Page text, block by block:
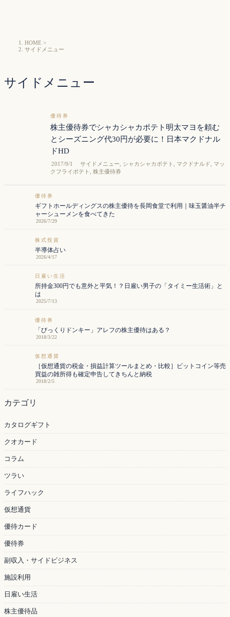
HOME >
サイドメニュー
サイドメニュー
優待券
株主優待券でシャカシャカポテト明太マヨを頼む
とシーズニング代30円が必要に！日本マクドナル
ドHD
2017/9/1 サイドメニュー シャカシャカポテト マクドナルド
マッ
クフライポテト
株主優待券
優待券
ギフトホールディングスの株主優待を長岡食堂で利用｜味玉醤油半チ
ャーシューメンを食べてきた
2026/7/29
株式投資
半導体占い
2026/4/17
日雇い生活
所持金300円でも意外と平気！？日雇い男子の「タイミー生活術」と
は
2025/7/13
優待券
「びっくりドンキー」アレフの株主優待はある？
2018/3/22
仮想通貨
［仮想通貨の税金・損益計算ツールまとめ・比較］ビットコイン等売
買益の雑所得も確定申告してきちんと納税
2018/2/5
カテゴリ
カタログギフト
クオカード
コラム
ツラい
ライフハック
仮想通貨
優待カード
優待券
副収入・サイドビジネス
施設利用
日雇い生活
株主優待品